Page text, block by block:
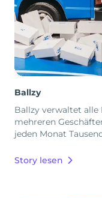
Ballzy
Ballzy verwaltet alle
mehreren
jeden Monat
Story lesen